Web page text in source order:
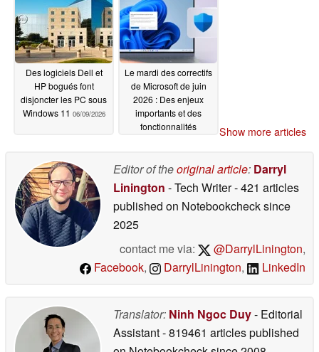
une amélioration des
performances de jeu
06/16/2026
Des logiciels Dell et
HP bogués font
disjoncter les PC sous
Windows 11 06/09/2026
Le mardi des correctifs
de Microsoft de juin
2026 : Des enjeux
importants et des
fonctionnalités
Show more articles
Editor of theoriginal article: Darryl
Linington - Tech Writer- 421 articles
published on Notebookchecksince
2025
contact me via:
@DarrylLinington,
Facebook, DarrylLinington, LinkedIn
Translator: Ninh Ngoc Duy- Editorial
Assistant- 819461 articles published